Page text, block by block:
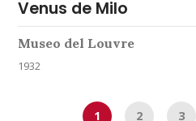
Venus de Milo
Museo del Louvre
1932
1 2 3